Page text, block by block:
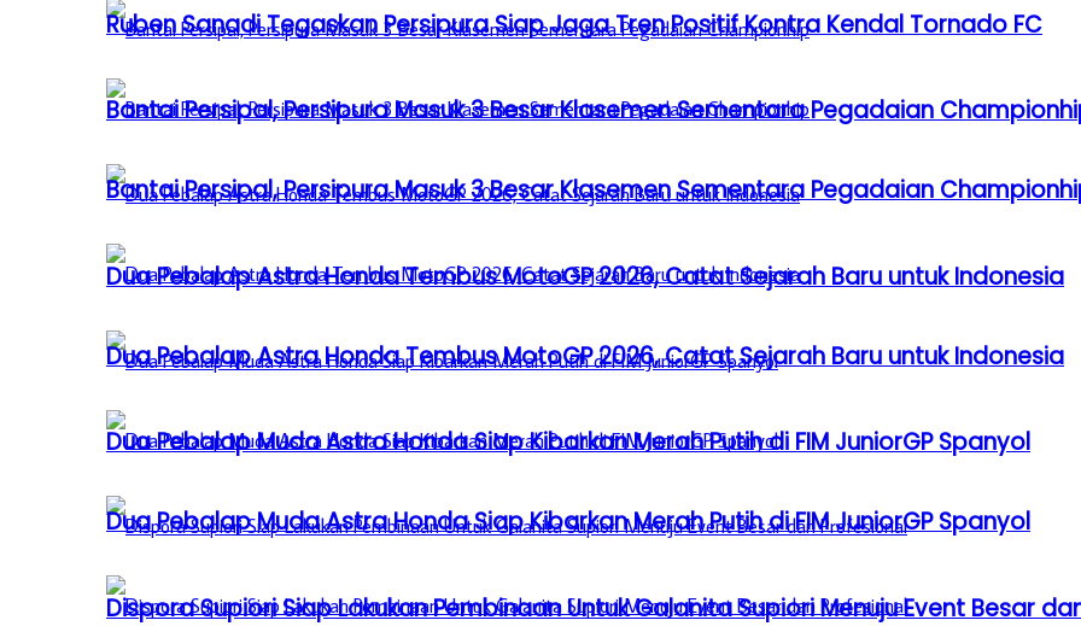
Bantai Persipal, Persipura Masuk 3 Besar Klasemen Sementara Pegadaian
Dua Pebalap Astra Honda Tembus MotoGP 2026, Catat Sejarah Baru untuk Indonesia
Dua Pebalap Muda Astra Honda Siap Kibarkan Merah Putih di FIM JuniorGP Spanyol
Dispora Supiori Siap Lakukan Pembinaan Untuk Galanita Supiori Menuju Event Besar
Ruben Sanadi Tegaskan Persipura Siap Jaga Tren Positif Kontra Kendal Tornado FC
Bantai Persipal, Persipura Masuk 3 Besar Klasemen Sementara Pegadaian
Dua Pebalap Astra Honda Tembus MotoGP 2026, Catat Sejarah Baru untuk Indonesia
Dua Pebalap Muda Astra Honda Siap Kibarkan Merah Putih di FIM JuniorGP Spanyol